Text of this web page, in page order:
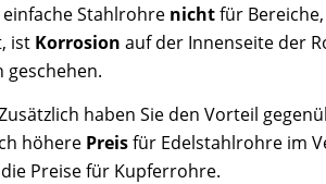
Stahlrohre nichtfür
ist Korrosion auf der Innenseite der
haben Sie den Vorteil
höhere Preisfür Edelstahlrohre im
Preise für Kupferrohre.